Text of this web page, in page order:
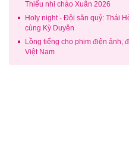
Thiếu nhi chào Xuân 2026
Holy night - Đội săn quỷ: Thái
cùng Kỳ Duyên
Lồng tiếng cho phim điện ảnh,
Việt Nam